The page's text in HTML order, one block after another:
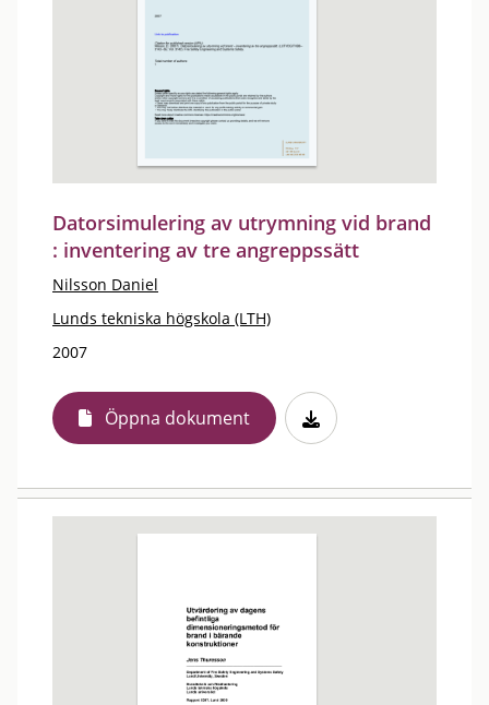
Datorsimulering av utrymning vid brand
: inventering av tre angreppssätt
Nilsson Daniel
Lunds tekniska högskola (LTH)
2007
Öppna dokument